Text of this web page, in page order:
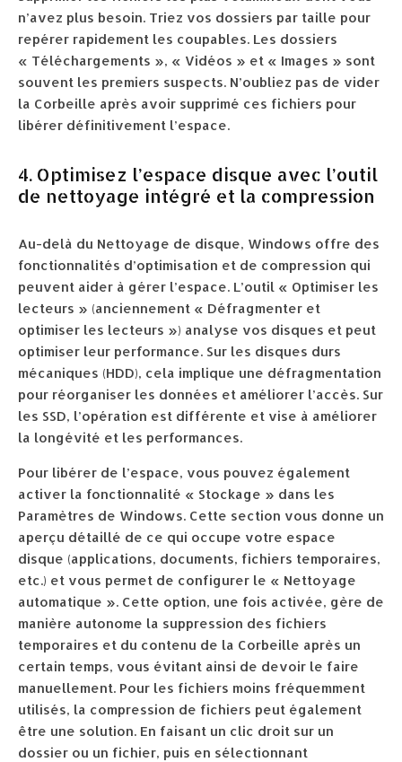
n’avez plus besoin. Triez vos dossiers par taille pour
repérer rapidement les coupables. Les dossiers
« Téléchargements », « Vidéos » et « Images » sont
souvent les premiers suspects. N’oubliez pas de vider
la Corbeille après avoir supprimé ces fichiers pour
libérer définitivement l’espace.
4. Optimisez l’espace disque avec l’outil
de nettoyage intégré et la compression
Au-delà du Nettoyage de disque, Windows offre des
fonctionnalités d’optimisation et de compression qui
peuvent aider à gérer l’espace. L’outil « Optimiser les
lecteurs » (anciennement « Défragmenter et
optimiser les lecteurs ») analyse vos disques et peut
optimiser leur performance. Sur les disques durs
mécaniques (HDD), cela implique une défragmentation
pour réorganiser les données et améliorer l’accès. Sur
les SSD, l’opération est différente et vise à améliorer
la longévité et les performances.
Pour libérer de l’espace, vous pouvez également
activer la fonctionnalité « Stockage » dans les
Paramètres de Windows. Cette section vous donne un
aperçu détaillé de ce qui occupe votre espace
disque (applications, documents, fichiers temporaires,
etc.) et vous permet de configurer le « Nettoyage
automatique ». Cette option, une fois activée, gère de
manière autonome la suppression des fichiers
temporaires et du contenu de la Corbeille après un
certain temps, vous évitant ainsi de devoir le faire
manuellement. Pour les fichiers moins fréquemment
utilisés, la compression de fichiers peut également
être une solution. En faisant un clic droit sur un
dossier ou un fichier, puis en sélectionnant